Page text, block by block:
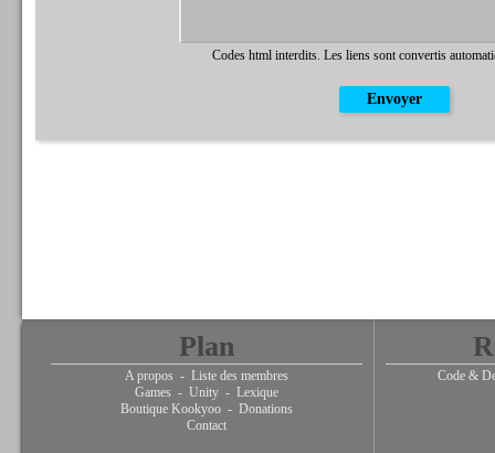
Codes html interdits. Les liens sont convertis
Plan
A propos - Liste des membres
Games - Unity - Lexique
Boutique Kookyoo - Donations
Contact
Code &